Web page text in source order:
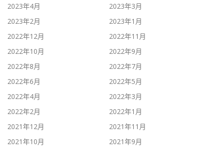
2023年4月
2023年3月
2023年2月
2023年1月
2022年12月
2022年11月
2022年10月
2022年9月
2022年8月
2022年7月
2022年6月
2022年5月
2022年4月
2022年3月
2022年2月
2022年1月
2021年12月
2021年11月
2021年10月
2021年9月